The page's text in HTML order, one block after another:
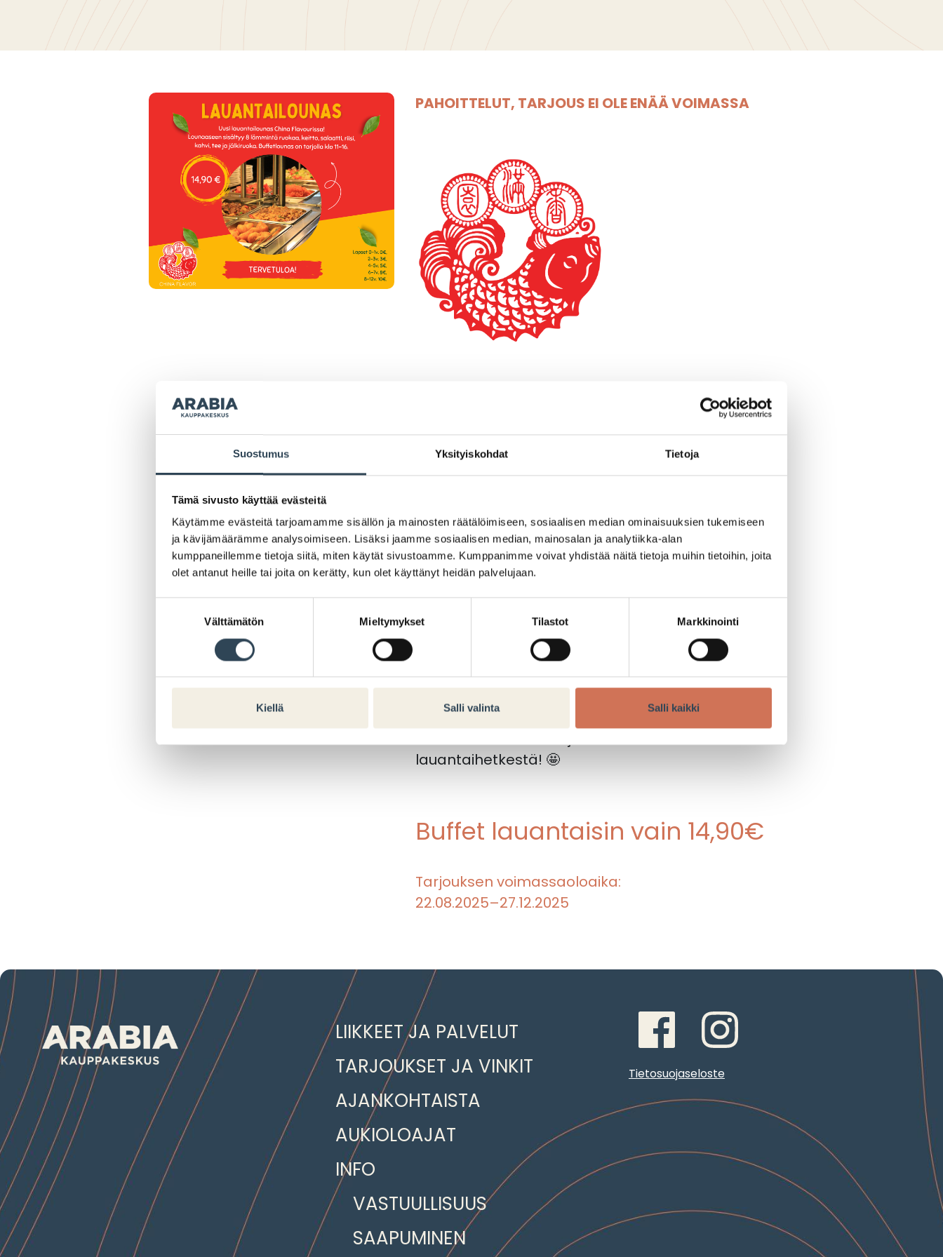
Suostumus Yksityiskohdat Tietoja
Tämä sivusto käyttää evästeitä
Käytämme evästeitä tarjoamamme sisällön ja mainosten räätälöimiseen, sosiaalisen median ominaisuuksien tukemiseen
ja kävijämäärämme analysoimiseen. Lisäksi jaamme sosiaalisen median, mainosalan ja analytiikka-alan
kumppaneillemme tietoja siitä, miten käytät sivustoamme. Kumppanimme voivat yhdistää näitä tietoja muihin tietoihin, joita
olet antanut heille tai joita on kerätty, kun olet käyttänyt heidän palvelujaan.
Välttämätön Mieltymykset Tilastot Markkinointi
Kiellä Salli valinta Salli kaikki
PAHOITTELUT, TARJOUS EI OLE ENÄÄ VOIMASSA
UUTUUS! Lauantailounas China
Flavorissa
Buffet klo 11–16 sisältää:
🥢 8 lämmintä ruokaa
🥢 keiton
🥢 kahvin ja teen
Hinta vain 14,90 € – lapsille erikoishinnat.
kerroksesta.
lauantaihetkestä! 🤩
Buffet lauantaisin vain 14,90€
Tarjouksen voimassaoloaika:
22.08.2025–27.12.2025
LIIKKEET JA PALVELUT
TARJOUKSET JA VINKIT
AJANKOHTAISTA
AUKIOLOAJAT
INFO
VASTUULLISUUS
SAAPUMINEN
Tietosuojaseloste